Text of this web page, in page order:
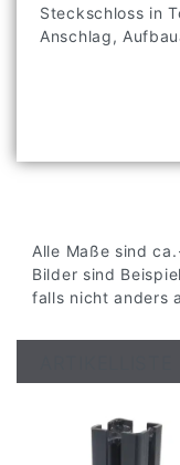
Steckschloss in
Anschlag,
Alle Maße sind
Bilder sind
falls nicht anders